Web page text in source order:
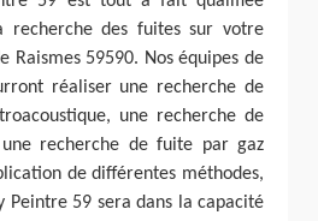
recherche des fuites sur votre
Raismes 59590. Nos équipes de
réaliser une recherche de
une recherche de
recherche de fuite par gaz
de différentes méthodes,
Peintre 59 sera dans la capacité